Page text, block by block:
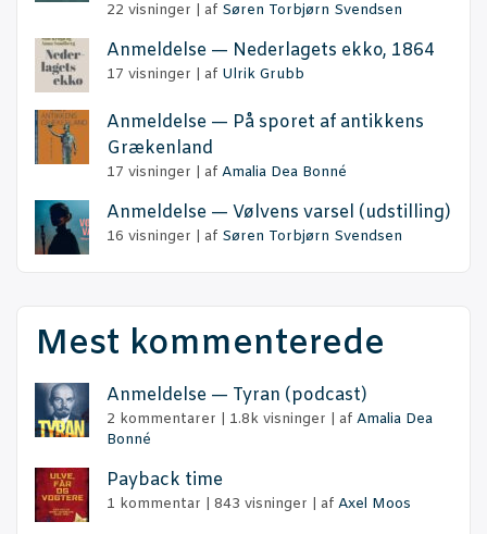
22 visninger af Søren Torbjørn Svendsen
Anmel­del­se — Neder­la­gets ekko, 1864
17 visninger af Ulrik Grubb
Anmel­del­se — På spo­ret af antik­kens
Grækenland
17 visninger af Amalia Dea Bonné
Anmel­del­se — Vøl­vens var­sel (udstil­ling)
16 visninger af Søren Torbjørn Svendsen
Mest kommenterede
Anmel­del­se — Tyran (podcast)
2 kommentarer 1.8k visninger af Amalia Dea
Bonné
Pay­ba­ck time
1 kommentar 843 visninger af Axel Moos